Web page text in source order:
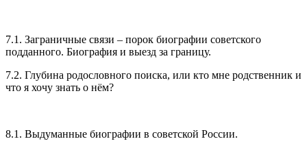
7.1. Заграничные связи – порок биографии советского
подданного. Биография и выезд за границу.
7.2. Глубина родословного поиска, или кто мне родственник и
что я хочу знать о нём?
8.1. Выдуманные биографии в советской России.